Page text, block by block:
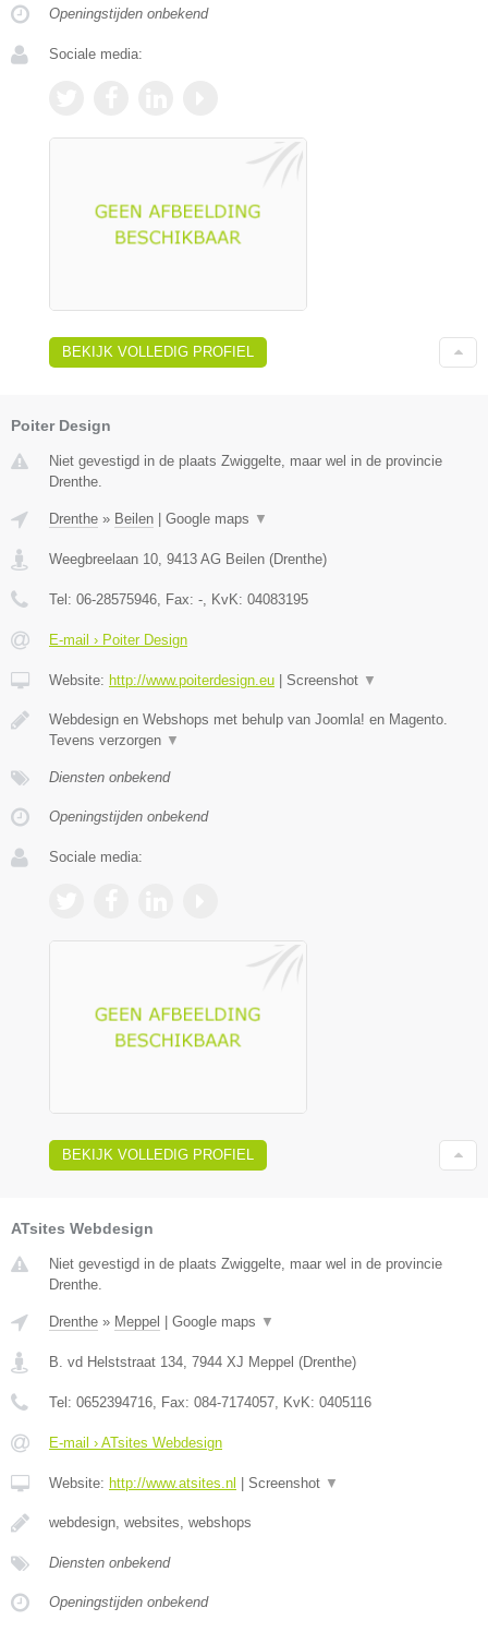
Openingstijden onbekend
Sociale media:
BEKIJK VOLLEDIG PROFIEL
Poiter Design
Niet gevestigd in de plaats Zwiggelte, maar wel in de provincie
Drenthe.
Drenthe » Beilen Google maps ▼
Weegbreelaan 10 9413 AG Beilen (Drenthe)
Tel: 06-28575946 , Fax: - , KvK: 04083195
E-mail › Poiter Design
Website: http://www.poiterdesign.eu Screenshot ▼
Webdesign en Webshops met behulp van Joomla! en Magento.
Tevens verzorgen ▼
Diensten onbekend
Openingstijden onbekend
Sociale media:
BEKIJK VOLLEDIG PROFIEL
ATsites Webdesign
Niet gevestigd in de plaats Zwiggelte, maar wel in de provincie
Drenthe.
Drenthe » Meppel | Google maps ▼
B. vd Helststraat 134 7944 XJ Meppel (Drenthe)
Tel: 0652394716 , Fax: 084-7174057 , KvK: 0405116
E-mail › ATsites Webdesign
Website: http://www.atsites.nl | Screenshot ▼
webdesign, websites, webshops
Diensten onbekend
Openingstijden onbekend